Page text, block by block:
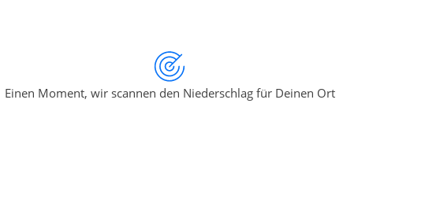
Einen Moment, wir scannen den Niederschlag für Deinen Ort